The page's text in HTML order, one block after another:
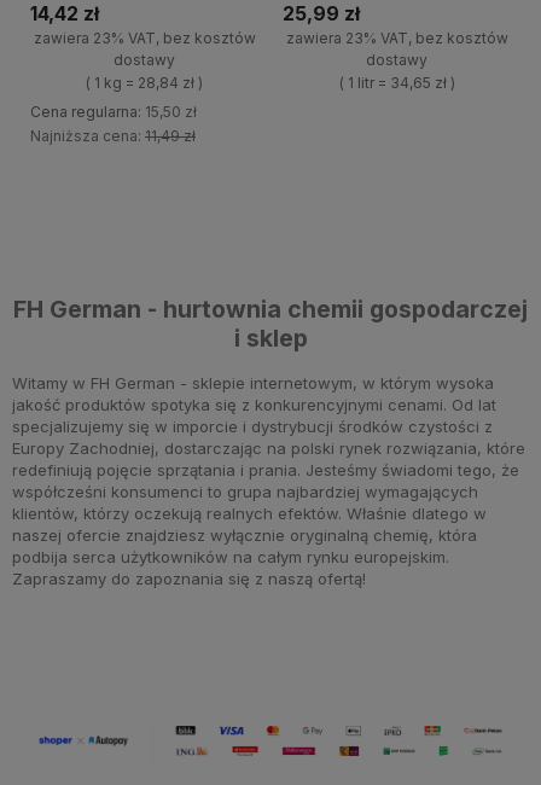
14,42 zł
zawiera 23% VAT, bez kosztów
dostawy
( 1 kg = 28,84 zł )
Cena regularna: 15,50 zł
Najniższa cena: 11,49 zł
25,99 zł
zawiera 23% VAT, bez kosztów
dostawy
( 1 litr = 34,65 zł )
FH German - hurtownia chemii gospodarczej
i sklep
Witamy w FH German - sklepie internetowym, w którym wysoka
jakość produktów spotyka się z konkurencyjnymi cenami. Od lat
specjalizujemy się w imporcie i dystrybucji środków czystości z
Europy Zachodniej, dostarczając na polski rynek rozwiązania, które
redefiniują pojęcie sprzątania i prania. Jesteśmy świadomi tego, że
współcześni konsumenci to grupa najbardziej wymagających
klientów, którzy oczekują realnych efektów. Właśnie dlatego w
naszej ofercie znajdziesz wyłącznie oryginalną chemię, która
podbija serca użytkowników na całym rynku europejskim.
Zapraszamy do zapoznania się z naszą ofertą!